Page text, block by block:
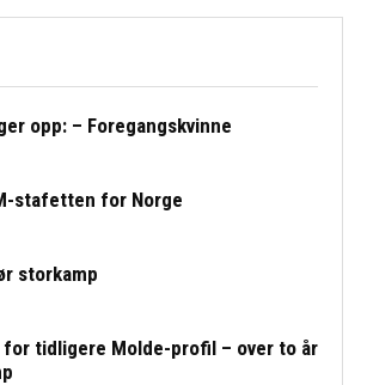
opp: – Foregangskvinne
stafetten for Norge
storkamp
for tidligere Molde-profil – over to år